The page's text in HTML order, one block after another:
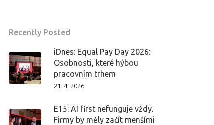
Recently Posted
iDnes: Equal Pay Day 2026:
Osobnosti, které hýbou
pracovním trhem
21. 4. 2026
E15: AI first nefunguje vždy.
Firmy by měly začít menšími